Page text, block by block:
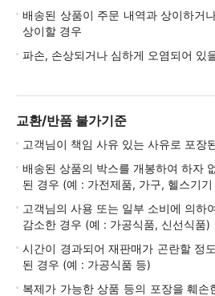
배송된 상품이 주문 내역과 상이하거
상이할 경우
파손, 손상되거나 심하게 오염되어 있
교환/반품 불가기준
고객님이 책임 사유 있는 사유로 포장
배송된 상품의 박스를 개봉하여 하자
된 경우 (예 : 가전제품, 가구, 헬스기기
고객님의 사용 또는 일부 소비에 의하
감소한 경우 (예 : 가공식품, 신선식품)
시간이 경과되어 재판매가 곤란할 정
된 경우 (예 : 가공식품 등)
복제가 가능한 상품 등의 포장을 훼